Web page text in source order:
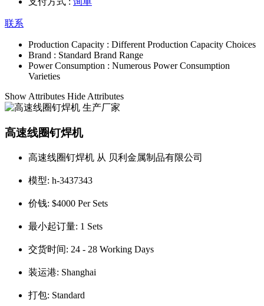
联系
Production Capacity : Different Production Capacity Choices
Brand : Standard Brand Range
Power Consumption : Numerous Power Consumption
Varieties
Show Attributes Hide Attributes
高速线圈钉焊机
高速线圈钉焊机 从 贝利金属制品有限公司
模型: h-3437343
价钱: $4000 Per Sets
最小起订量: 1 Sets
交货时间: 24 - 28 Working Days
装运港: Shanghai
打包: Standard